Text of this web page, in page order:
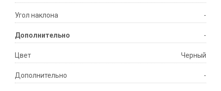
Угол наклона -
Дополнительно -
Цвет Черный
Дополнительно -